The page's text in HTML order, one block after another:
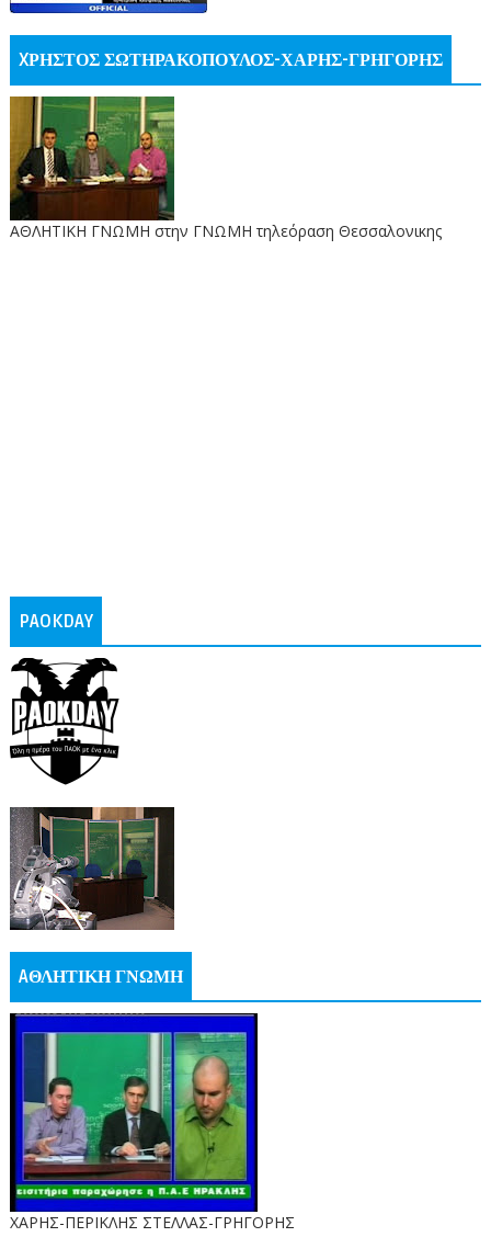
XΡΗΣΤΟΣ ΣΩΤΗΡΑΚΟΠΟΥΛΟΣ-ΧΑΡΗΣ-ΓΡΗΓΟΡΗΣ
ΑΘΛΗΤΙΚΗ ΓΝΩΜΗ στην ΓΝΩΜΗ τηλεόραση Θεσσαλονικης
PAOKDAY
AΘΛΗΤΙΚΗ ΓΝΩΜΗ
ΧΑΡΗΣ-ΠΕΡΙΚΛΗΣ ΣΤΕΛΛΑΣ-ΓΡΗΓΟΡΗΣ